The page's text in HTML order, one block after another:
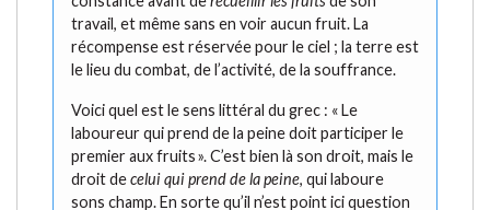
travail, et même sans en voir aucun fruit. La
récompense est réservée pour le ciel ; la terre est
le lieu du combat, de l’activité, de la souffrance.
Voici quel est le sens littéral du grec : « Le
laboureur qui prend de la peine doit participer le
premier aux fruits ». C’est bien là son droit, mais le
droit decelui qui prend de la peine, qui laboure
sons champ. En sorte qu’il n’est point ici question